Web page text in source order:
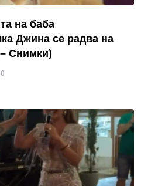
на баба
Джина се радва на
Снимки)